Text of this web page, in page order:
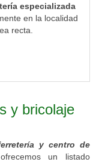
especializada
en la localidad
recta.
y bricolaje
y centro de
un listado